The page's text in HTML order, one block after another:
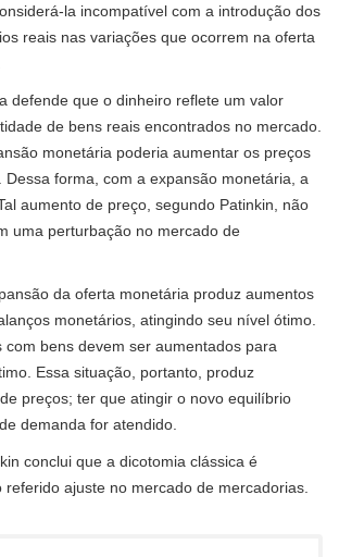
la incompatível com a introdução dos
reais nas variações que ocorrem na oferta
defende que o dinheiro reflete um valor
de bens reais encontrados no mercado.
monetária poderia aumentar os preços
Dessa forma, com a expansão monetária, a
aumento de preço, segundo Patinkin, não
uma perturbação no mercado de
da oferta monetária produz aumentos
monetários, atingindo seu nível ótimo.
com bens devem ser aumentados para
Essa situação, portanto, produz
preços; ter que atingir o novo equilíbrio
demanda for atendido.
conclui que a dicotomia clássica é
referido ajuste no mercado de mercadorias.